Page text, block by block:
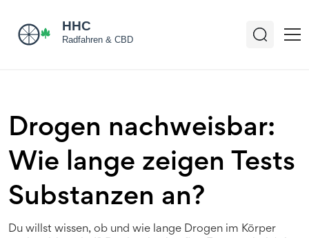
Drogen nachweisbar:
Wie lange zeigen Tests
Substanzen an?
Du willst wissen, ob und wie lange Drogen im Körper